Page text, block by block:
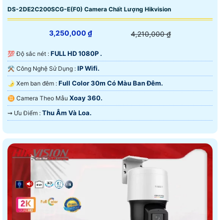
DS-2DE2C200SCG-E(F0) Camera Chất Lượng Hikvision
3,250,000 ₫ 4,210,000 ₫
💯 Độ sắc nét : FULL HD 1080P .
⚒ Công Nghệ Sử Dụng : IP Wifi.
🌛 Xem ban đêm : Full Color 30m Có Màu Ban Đêm.
♊ Camera Theo Mẫu Xoay 360.
️⇝ Ưu Điểm : Thu Âm Và Loa.